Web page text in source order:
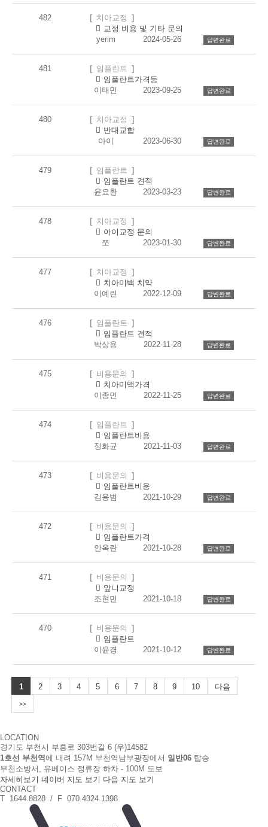
482
치아교정
교정 비용 및 기타 문의
글
yerim
2024-05-26 답변완료
481
임플란트
임플란트가격등
글
이태민
2023-09-25 답변완료
480
치아교정
반대교합
글
아이
2023-06-30 답변완료
479
임플란트
임플란트 견적
글
윤요환
2023-03-23 답변완료
478
치아교정
아이교정 문의
글
쪼
2023-01-30 답변완료
477
치아교정
치아미백 치약
글
이예린
2022-12-09 답변완료
476
임플란트
임플란트 견적
글
박상용
2022-11-28 답변완료
475
비용문의
치아미맥가격
글
이종민
2022-11-25 답변완료
474
임플란트
임플란트비용
글
정화균
2021-11-03 답변완료
473
비용문의
임플란트비용
글
김용범
2021-10-29 답변완료
472
비용문의
임플란트가격
글
안옥란
2021-10-28 답변완료
471
비용문의
앞니교정
글
조현민
2021-10-18 답변완료
470
비용문의
임플란트
글
이윤경
2021-10-12 답변완료
1 2 3 4 5 6 7 8 9 10 다음
LOCATION
경기도 부천시 부흥로 303번길 6 (우)14582
1호선 부천역 에 내려 157M 부천역남부광장에서 일반06 탑승
부천소방서, 유베이스 정류장 하차 - 100M 도보
자세히보기 네이버 지도 보기 다음 지도 보기
CONTACT
T 1644.8828 / F 070.4324.1398